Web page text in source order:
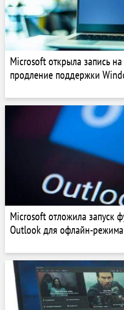
Microsoft открыла запись
продление поддержки
Microsoft отложила запуск
Outlook для офлайн-